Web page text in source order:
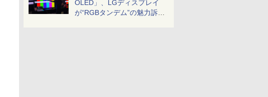
OLED」、LGディスプレイ
が“RGBタンデム”の魅力訴